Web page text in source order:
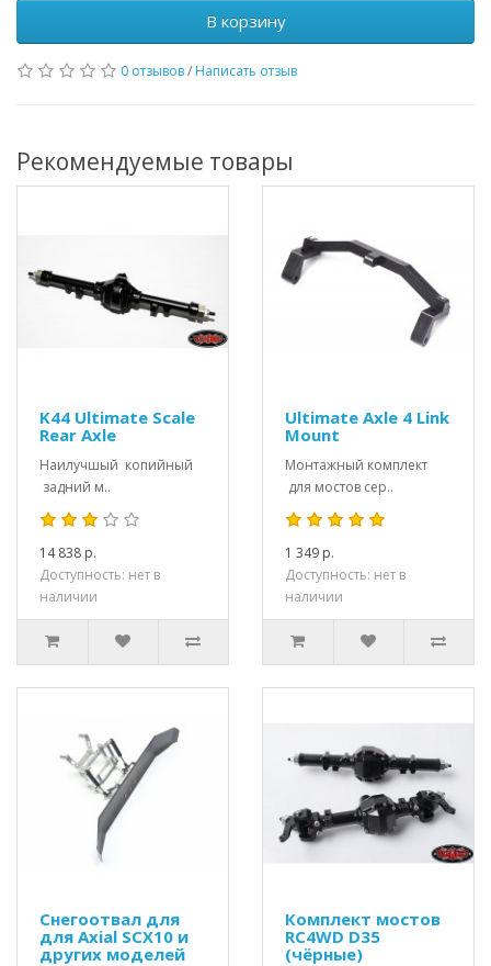
В корзину
0 отзывов/ Написать отзыв
Рекомендуемые товары
K44 Ultimate Scale
Rear Axle
Наилучшый копийный
задний м..
14 838 р.
Доступность: нет в
наличии
Ultimate Axle 4 Link
Mount
Монтажный комплект
для мостов сер..
1 349 р.
Доступность: нет в
наличии
Снегоотвал для
для Axial SCX10 и
других моделей
Комплект мостов
RC4WD D35
(чёрные)